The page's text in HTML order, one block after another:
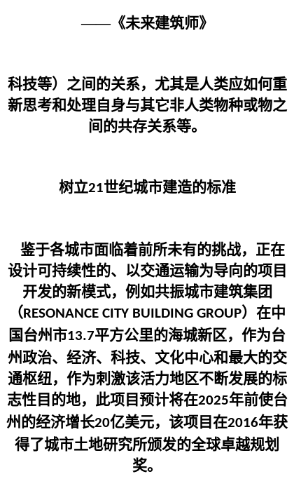
——《未来建筑师》
科技等）之间的关系，尤其是人类应如何重
新思考和处理自身与其它非人类物种或物之
间的共存关系等。
树立21世纪城市建造的标准
鉴于各城市面临着前所未有的挑战，正在
设计可持续性的、以交通运输为导向的项目
开发的新模式，例如共振城市建筑集团
（ RESONANCE CITY BUILDING GROUP）在中
国台州市13.7平方公里的海城新区，作为台
州政治、经济、科技、文化中心和最大的交
通枢纽，作为刺激该活力地区不断发展的标
志性目的地，此项目预计将在2025年前使台
州的经济增长20亿美元，该项目在2016年获
得了城市土地研究所颁发的全球卓越规划
奖。